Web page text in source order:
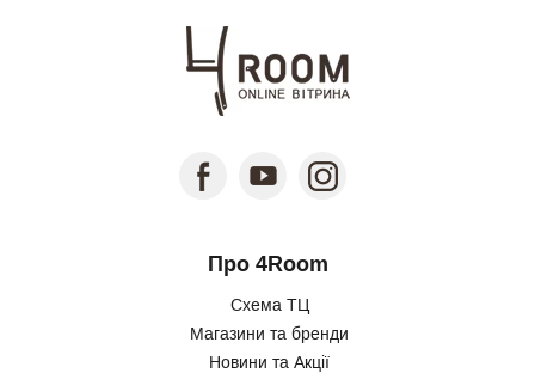
Про 4Room
Схема ТЦ
Магазини та бренди
Новини та Акції